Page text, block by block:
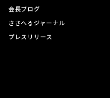
会長ブログ
ささへるジャーナル
プレスリリース